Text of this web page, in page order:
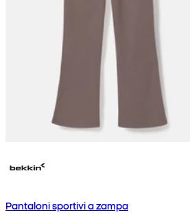
Pantaloni sportivi a zampa